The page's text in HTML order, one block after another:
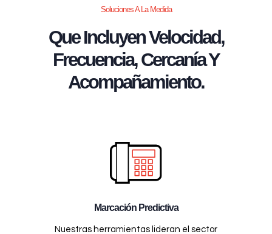
Soluciones A La Medida
Que Incluyen Velocidad,
Frecuencia, Cercanía Y
Acompañamiento.
Marcación Predictiva
Nuestras herramientas lideran el sector